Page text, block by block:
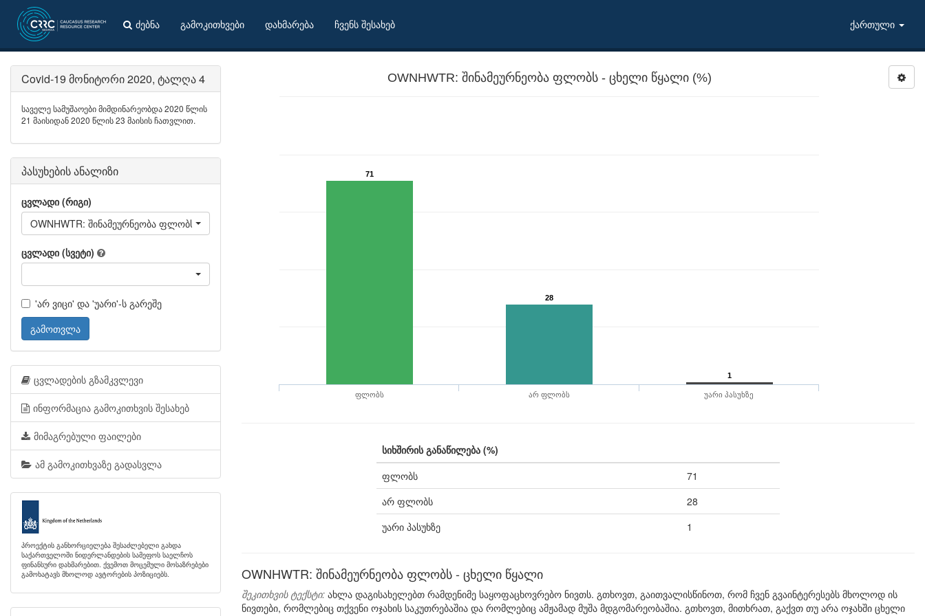
ძებნა გამოკითხვები დახმარება ჩვენს შესახებ ქართული
OWNHWTR: შინამეურნეობა ფლობს - ცხელი წყალი (%)
71
28
1
ფლობს არ ფლობს უარი პასუხზე
სიხშირის განაწილება (%)
ფლობს
71
არ ფლობს
28
უარი პასუხზე
1
OWNHWTR: შინამეურნეობა ფლობს - ცხელი წყალი
შეკითხვის ტექსტი: ახლა დაგისახელებთ რამდენიმე საყოფაცხოვრებო ნივთს. გთხოვთ, გაითვალისწინოთ, რომ ჩვენ გვაინტერესებს მხოლოდ ის
ნივთები, რომლებიც თქვენი ოჯახის საკუთრებაშია და რომლებიც ამჟამად მუშა მდგომარეობაშია. გთხოვთ, მითხრათ, გაქვთ თუ არა ოჯახში ცხელი
Covid-19 მონიტორი 2020, ტალღა 4
საველე სამუშაოები მიმდინარეობდა 2020 წლის
21 მაისიდან 2020 წლის 23 მაისის ჩათვლით.
პასუხების ანალიზი
ცვლადი (რიგი)
OWNHWTR: შინამეურნეობა ფლობს - ცხელი წყალი
ცვლადი (სვეტი)
'არ ვიცი' და 'უარი'-ს გარეშე
გამოთვლა
ცვლადების გზამკვლევი
ინფორმაცია გამოკითხვის შესახებ
მიმაგრებული ფაილები
ამ გამოკითხვაზე გადასვლა
პროექტის განხორციელება შესაძლებელი გახდა
საქართველოში ნიდერლანდების სამეფოს საელჩოს
ფინანსური დახმარებით. ქვემოთ მოცემული მოსაზრებები
გამოხატავს მხოლოდ ავტორების პოზიციებს.